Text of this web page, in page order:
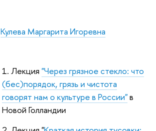
Кулева Маргарита Игоревна
1. Лекция "Через грязное стекло: что
(бес)порядок, грязь и чистота
говорят нам о культуре в России"в
Новой Голландии